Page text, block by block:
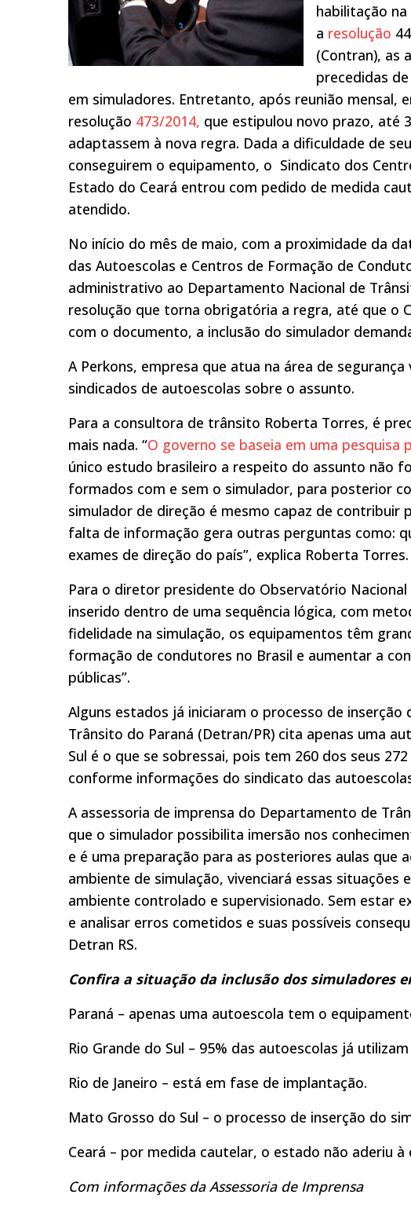
habilitação
a resolução
(Contran), as
precedidas
em simuladores. Entretanto, após reunião mensal,
resolução 473/2014, que estipulou novo prazo, até
adaptassem à nova regra. Dada a dificuldade de
conseguirem o equipamento, o Sindicato dos
Estado do Ceará entrou com pedido de medida
atendido.
No início do mês de maio, com a proximidade da
das Autoescolas e Centros de Formação de
administrativo ao Departamento Nacional de
resolução que torna obrigatória a regra, até que o
com o documento, a inclusão do simulador
A Perkons, empresa que atua na área de
sindicados de autoescolas sobre o assunto.
Para a consultora de trânsito Roberta Torres, é
mais nada. “O governo se baseia em uma
único estudo brasileiro a respeito do assunto não
formados com e sem o simulador, para posterior
simulador de direção é mesmo capaz de contribuir
falta de informação gera outras perguntas como:
exames de direção do país”, explica Roberta Torres.
Para o diretor presidente do Observatório Nacional
inserido dentro de uma sequência lógica, com
fidelidade na simulação, os equipamentos têm
formação de condutores no Brasil e aumentar a
públicas”.
Alguns estados já iniciaram o processo de
Trânsito do Paraná (Detran/PR) cita apenas uma
Sul é o que se sobressai, pois tem 260 dos seus
conforme informações do sindicato das
A assessoria de imprensa do Departamento de
que o simulador possibilita imersão nos
e é uma preparação para as posteriores aulas que
ambiente de simulação, vivenciará essas situações
ambiente controlado e supervisionado. Sem estar
e analisar erros cometidos e suas possíveis
Detran RS.
Confira a situação da inclusão dos simuladores
Paraná – apenas uma autoescola tem o
Rio Grande do Sul – 95% das autoescolas já
Rio de Janeiro – está em fase de implantação.
Mato Grosso do Sul – o processo de inserção do
Ceará – por medida cautelar, o estado não aderiu
Com informações da Assessoria de Imprensa